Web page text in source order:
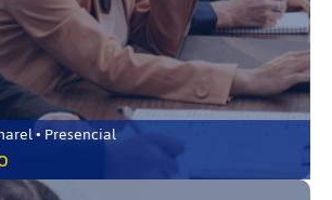
• Presencial